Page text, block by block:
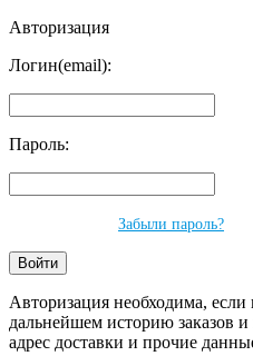
Авторизация
Логин(email):
Пароль:
Забыли пароль?
Авторизация необходима, если
дальнейшем историю заказов
адрес доставки и прочие